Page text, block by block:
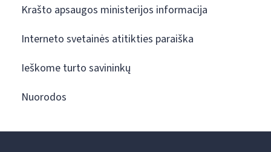
Krašto apsaugos ministerijos informacija
Interneto svetainės atitikties paraiška
Ieškome turto savininkų
Nuorodos